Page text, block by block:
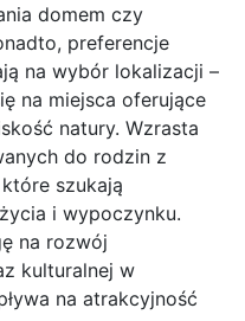
domem czy
preferencje
na wybór lokalizacji –
na miejsca oferujące
natury. Wzrasta
do rodzin z
szukają
i wypoczynku.
na rozwój
kulturalnej w
na atrakcyjność